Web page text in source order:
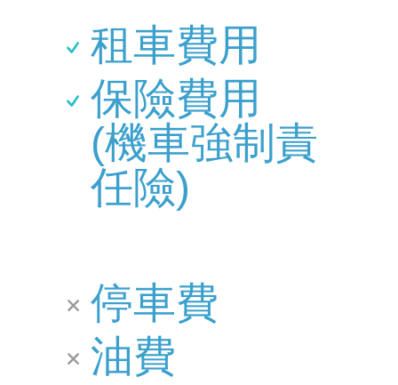
租車費用
保險費用
(機車強制責
任險)
停車費
油費